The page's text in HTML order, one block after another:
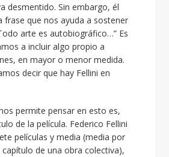
desmentido. Sin embargo, él
frase que nos ayuda a sostener
arte es autobiográfico…” Es
a incluir algo propio a
en mayor o menor medida.
decir que hay Fellini en
permite pensar en esto es,
de la película. Federico Fellini
películas y media (media por
de una obra colectiva),